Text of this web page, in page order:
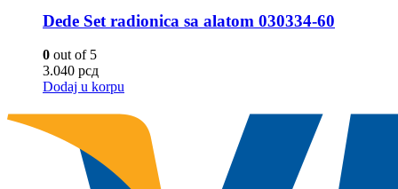
Dede Set radionica sa alatom 030334-60
0 out of 5
3.040 рсд
Dodaj u korpu